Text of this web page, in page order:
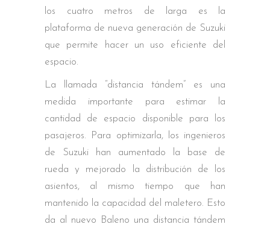
los cuatro metros de larga es la
plataforma de nueva generación de Suzuki
que permite hacer un uso eficiente del
espacio.
La llamada “distancia tándem” es una
medida importante para estimar la
cantidad de espacio disponible para los
pasajeros. Para optimizarla, los ingenieros
de Suzuki han aumentado la base de
rueda y mejorado la distribución de los
asientos, al mismo tiempo que han
mantenido la capacidad del maletero. Esto
da al nuevo Baleno una distancia tándem